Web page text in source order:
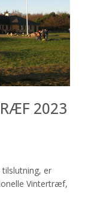
2023
er
Vintertræf,